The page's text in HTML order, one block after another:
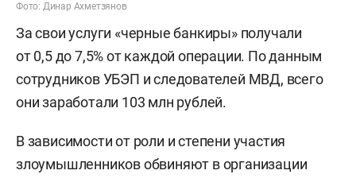
Фото: Динар Ахметзянов
За свои услуги «черные банкиры» получали
от 0,5 до 7,5% от каждой операции. По данным
сотрудников УБЭП и следователей МВД, всего
они заработали 103 млн рублей.
В зависимости от роли и степени участия
злоумышленников обвиняют в организации